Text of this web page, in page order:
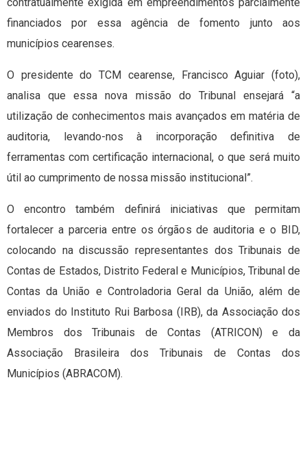
financiados por essa agência de fomento junto aos
municípios cearenses.
O presidente do TCM cearense, Francisco Aguiar (foto),
analisa que essa nova missão do Tribunal ensejará “a
utilização de conhecimentos mais avançados em matéria de
auditoria, levando-nos à incorporação definitiva de
ferramentas com certificação internacional, o que será muito
útil ao cumprimento de nossa missão institucional”.
O encontro também definirá iniciativas que permitam
fortalecer a parceria entre os órgãos de auditoria e o BID,
colocando na discussão representantes dos Tribunais de
Contas de Estados, Distrito Federal e Municípios, Tribunal de
Contas da União e Controladoria Geral da União, além de
enviados do Instituto Rui Barbosa (IRB), da Associação dos
Membros dos Tribunais de Contas (ATRICON) e da
Associação Brasileira dos Tribunais de Contas dos
Municípios (ABRACOM).